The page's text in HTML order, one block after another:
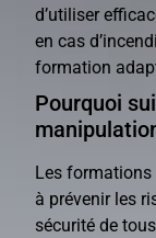
d’utiliser
en cas
formation
Pourquoi
Les
à prévenir les
sécurité de